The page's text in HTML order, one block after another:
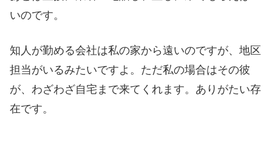
いのです。
知人が勤める会社は私の家から遠いのですが、地区
担当がいるみたいですよ。ただ私の場合はその彼
が、わざわざ自宅まで来てくれます。ありがたい存
在です。